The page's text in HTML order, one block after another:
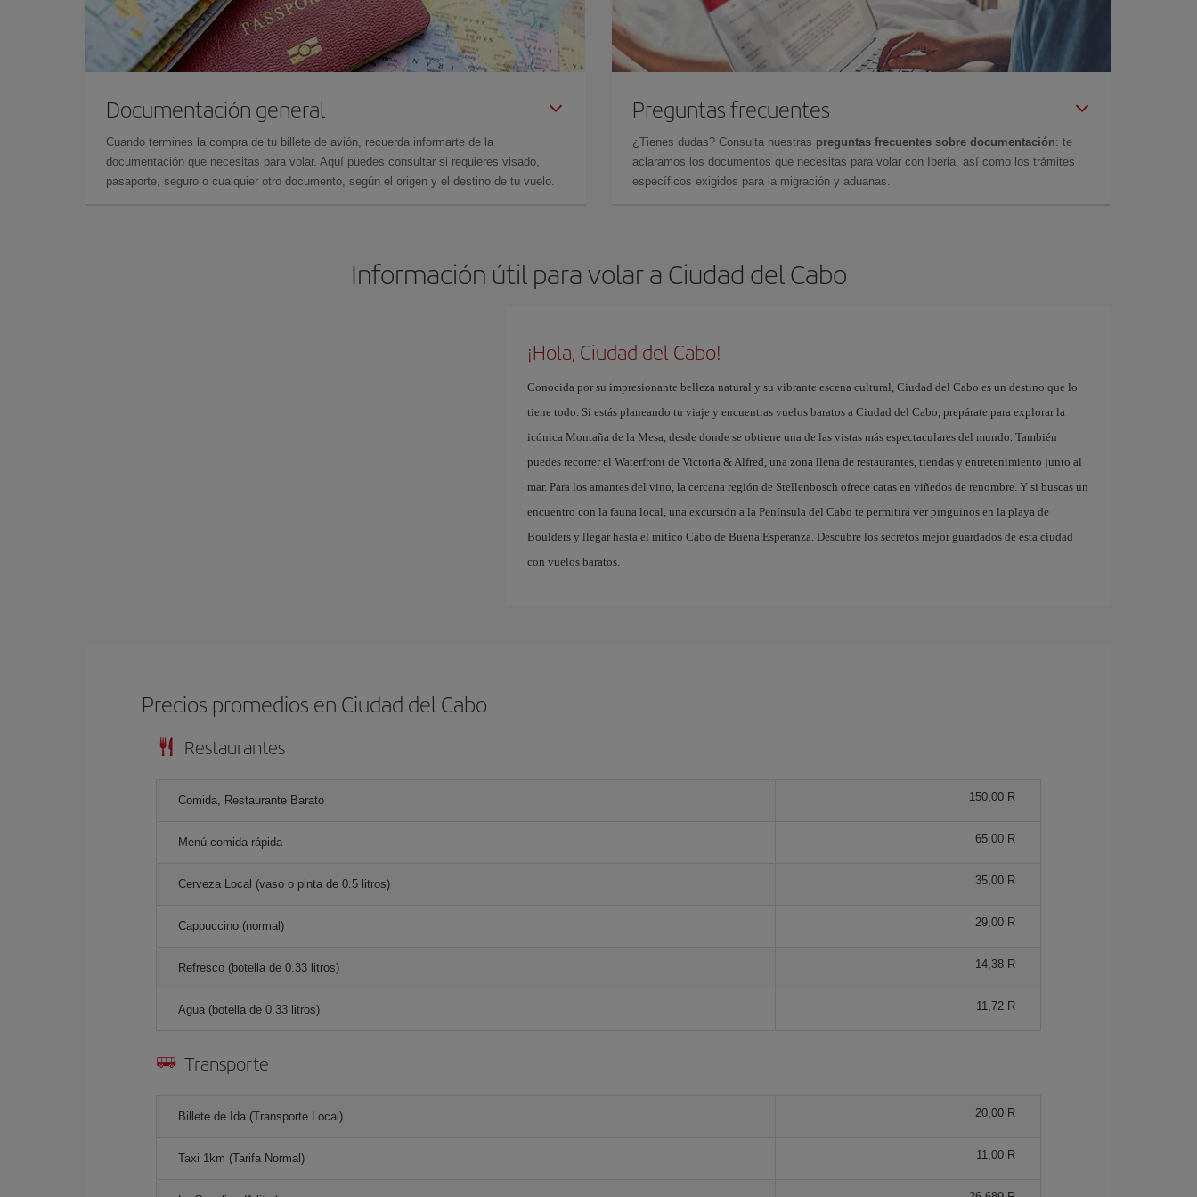
Documentación general
Cuando termines la compra de tu billete de avión, recuerda informarte de la
documentación que necesitas para volar. Aquí puedes consultar si requieres visado,
pasaporte, seguro o cualquier otro documento, según el origen y el destino de tu vuelo.
Preguntas frecuentes
¿Tienes dudas? Consulta nuestras preguntas frecuentes sobre documentación: te
aclaramos los documentos que necesitas para volar con Iberia, así como los trámites
específicos exigidos para la migración y aduanas.
Información útil para volar a Ciudad del Cabo
¡Hola, Ciudad del Cabo!
Conocida por su impresionante belleza natural y su vibrante escena cultural, Ciudad del Cabo es un destino que lo
tiene todo. Si estás planeando tu viaje y encuentras vuelos baratos a Ciudad del Cabo, prepárate para explorar la
icónica Montaña de la Mesa, desde donde se obtiene una de las vistas más espectaculares del mundo. También
puedes recorrer el Waterfront de Victoria & Alfred, una zona llena de restaurantes, tiendas y entretenimiento junto al
mar. Para los amantes del vino, la cercana región de Stellenbosch ofrece catas en viñedos de renombre. Y si buscas un
encuentro con la fauna local, una excursión a la Península del Cabo te permitirá ver pingüinos en la playa de
Boulders y llegar hasta el mítico Cabo de Buena Esperanza. Descubre los secretos mejor guardados de esta ciudad
con vuelos baratos.
Precios promedios en Ciudad del Cabo
Restaurantes
Comida, Restaurante Barato 150,00 R
Menú comida rápida 65,00 R
Cerveza Local (vaso o pinta de 0.5 litros) 35,00 R
Cappuccino (normal) 29,00 R
Refresco (botella de 0.33 litros) 14,38 R
Agua (botella de 0.33 litros) 11,72 R
Transporte
Billete de Ida (Transporte Local) 20,00 R
Taxi 1km (Tarifa Normal) 11,00 R